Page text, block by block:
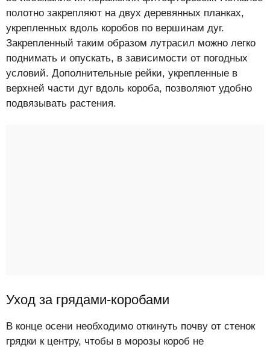
полотно закрепляют на двух деревянных планках,
укрепленных вдоль коробов по вершинам дуг.
Закрепленный таким образом лутрасил можно легко
поднимать и опускать, в зависимости от погодных
условий. Дополнительные рейки, укрепленные в
верхней части дуг вдоль короба, позволяют удобно
подвязывать растения.
Уход за грядами-коробами
В конце осени необходимо откинуть почву от стенок
грядки к центру, чтобы в морозы короб не